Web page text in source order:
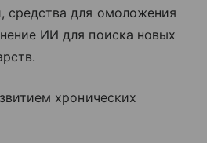
средства для омоложения
ИИ для поиска новых
хронических